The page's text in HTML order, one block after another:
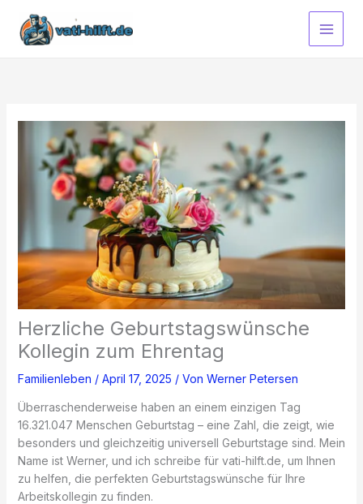
Inhalt
springen
Herzliche Geburtstagswünsche
Kollegin zum Ehrentag
Familienleben / April 17, 2025 / Von Werner Petersen
Überraschenderweise haben an einem einzigen Tag
16.321.047 Menschen Geburtstag – eine Zahl, die zeigt, wie
besonders und gleichzeitig universell Geburtstage sind. Mein
Name ist Werner, und ich schreibe für vati-hilft.de, um Ihnen
zu helfen, die perfekten Geburtstagswünsche für Ihre
Arbeitskollegin zu finden.